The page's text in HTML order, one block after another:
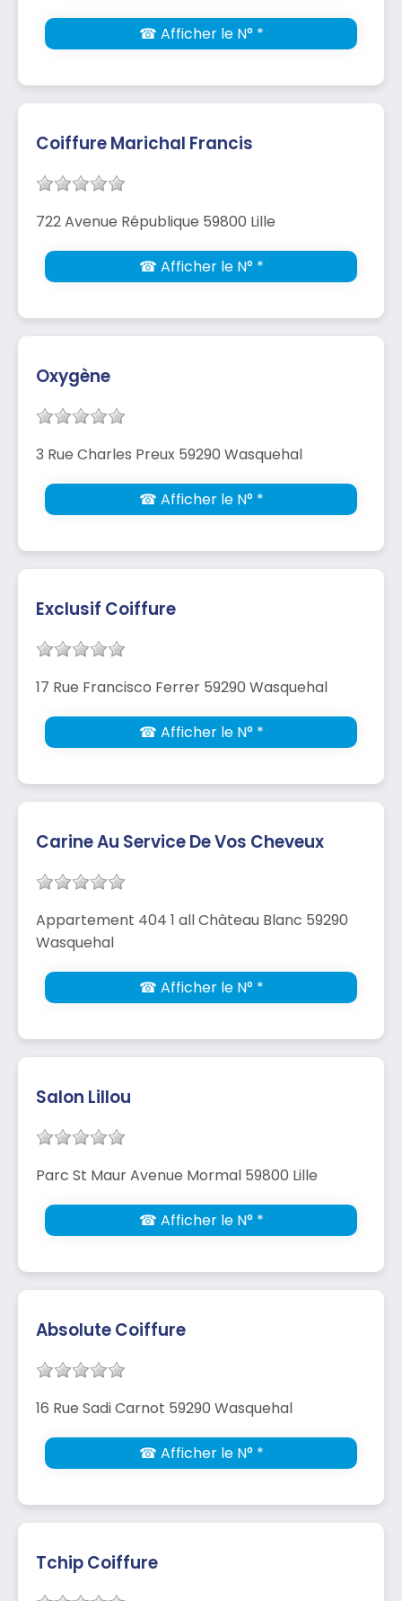
☎ Afficher le N° *
Coiffure Marichal Francis
722 Avenue République 59800 Lille
☎ Afficher le N° *
Oxygène
3 Rue Charles Preux 59290 Wasquehal
☎ Afficher le N° *
Exclusif Coiffure
17 Rue Francisco Ferrer 59290 Wasquehal
☎ Afficher le N° *
Carine Au Service De Vos Cheveux
Appartement 404 1 all Château Blanc 59290
Wasquehal
☎ Afficher le N° *
Salon Lillou
Parc St Maur Avenue Mormal 59800 Lille
☎ Afficher le N° *
Absolute Coiffure
16 Rue Sadi Carnot 59290 Wasquehal
☎ Afficher le N° *
Tchip Coiffure